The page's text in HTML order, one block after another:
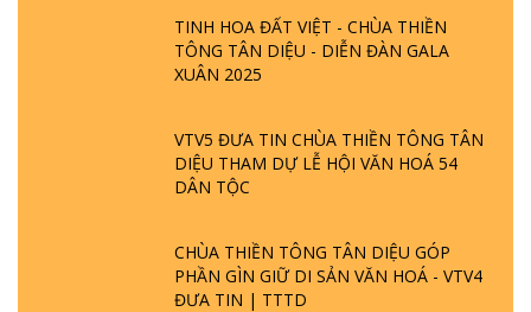
TINH HOA ĐẤT VIỆT - CHÙA THIỀN
TÔNG TÂN DIỆU - DIỄN ĐÀN GALA
XUÂN 2025
VTV5 ĐƯA TIN CHÙA THIỀN TÔNG TÂN
DIỆU THAM DỰ LỄ HỘI VĂN HOÁ 54
DÂN TỘC
CHÙA THIỀN TÔNG TÂN DIỆU GÓP
PHẦN GÌN GIỮ DI SẢN VĂN HOÁ - VTV4
ĐƯA TIN | TTTD